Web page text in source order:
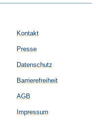
Kontakt
Presse
Datenschutz
Barrierefreiheit
AGB
Impressum